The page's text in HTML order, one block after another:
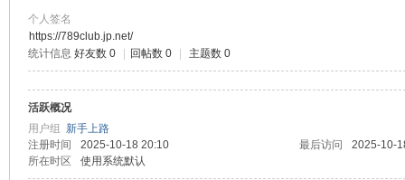
个人签名
https://789club.jp.net/
统计信息 好友数 0 回帖数 0 主题数 0
活跃概况
用户组 新手上路
注册时间
2025-10-18 20:10 最后访问
2025-10-
所在时区
使用系统默认